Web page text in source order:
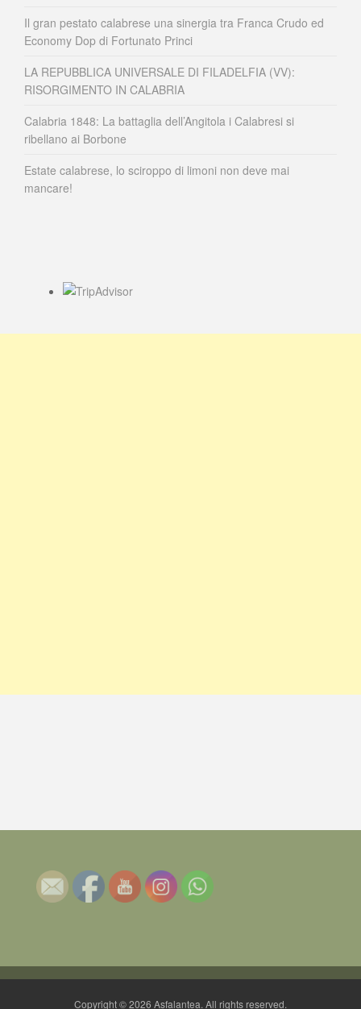
Il gran pestato calabrese una sinergia tra Franca Crudo ed
Economy Dop di Fortunato Princi
LA REPUBBLICA UNIVERSALE DI FILADELFIA (VV):
RISORGIMENTO IN CALABRIA
Calabria 1848: La battaglia dell’Angitola i Calabresi si
ribellano ai Borbone
Estate calabrese, lo sciroppo di limoni non deve mai
mancare!
Copyright © 2026 Asfalantea. All rights reserved.